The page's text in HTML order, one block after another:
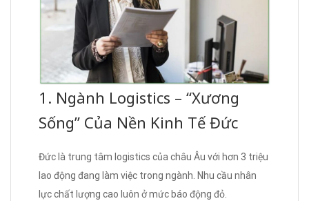
1. Ngành Logistics – “Xương
Sống” Của Nền Kinh Tế Đức
Đức là trung tâm logistics của châu Âu với hơn 3 triệu
lao động đang làm việc trong ngành. Nhu cầu nhân
lực chất lượng cao luôn ở mức báo động đỏ.